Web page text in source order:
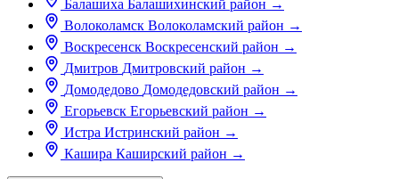
Балашиха Балашихинский район →
Волоколамск Волоколамский район →
Воскресенск Воскресенский район →
Дмитров Дмитровский район →
Домодедово Домодедовский район →
Егорьевск Егорьевский район →
Истра Истринский район →
Кашира Каширский район →